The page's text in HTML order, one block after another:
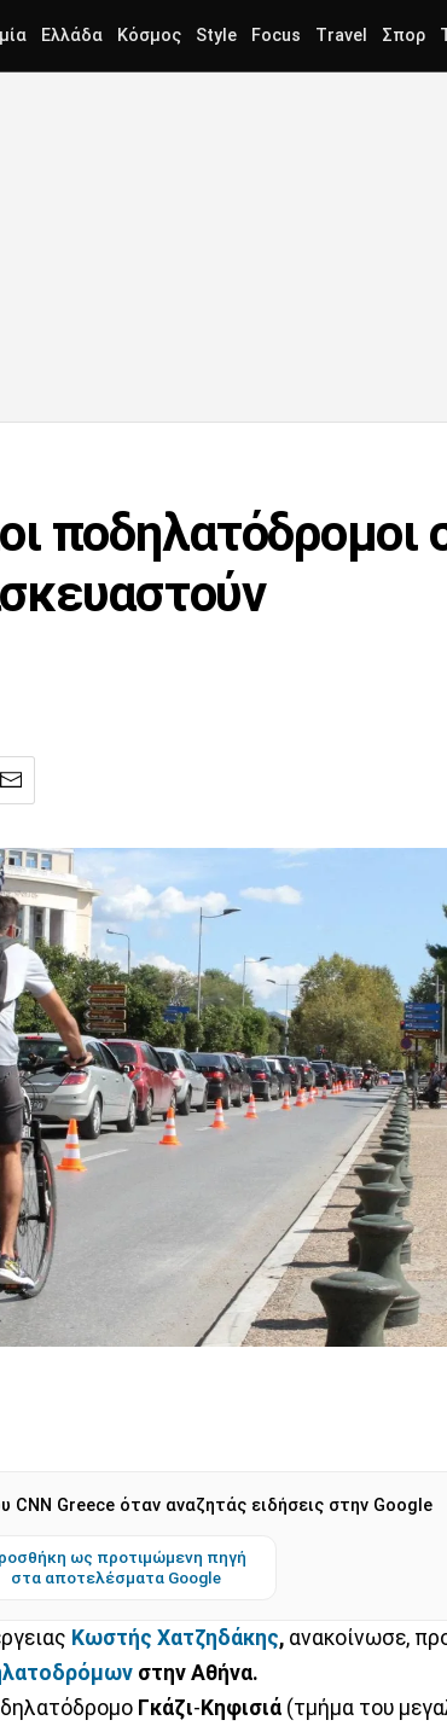
Ελλάδα Κόσμος Style Focus Travel Σπορ
ποδηλατόδρομοι
CNN Greece όταν αναζητάς ειδήσεις στην Google
ως προτιμώμενη πηγή
στα αποτελέσματα Google
Κωστής Χατζηδάκης, ανακοίνωσε,
στην Αθήνα.
Γκάζι-Κηφισιά (τμήμα του